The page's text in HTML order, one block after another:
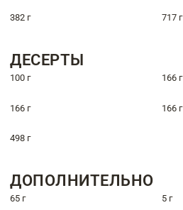
382 г 717 г
ДЕСЕРТЫ
100 г 166 г
166 г 166 г
498 г
ДОПОЛНИТЕЛЬНО
65 г 5 г